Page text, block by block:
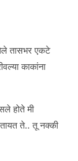
तासभर एकटे
काकांना
होते मी
ते.. तू नक्की